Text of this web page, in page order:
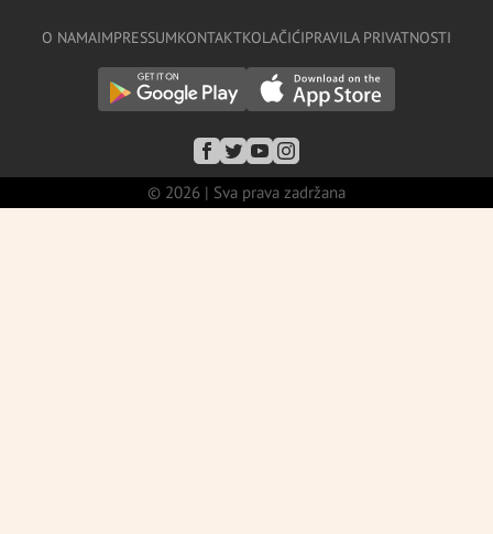
O NAMAIMPRESSUMKONTAKTKOLAČIĆIPRAVILA PRIVATNOSTI
© 2026 | Sva prava zadržana